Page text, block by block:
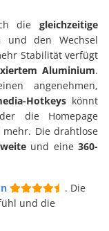
die gleichzeitige
und den Wechsel
Stabilität verfügt
Aluminium.
angenehmen,
Hotkeys könnt
die Homepage
Die drahtlose
und eine 360-
. Die
und die